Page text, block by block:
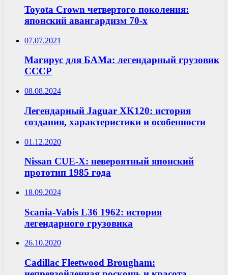
Toyota Crown четвертого поколения:
японский авангардизм 70-х
07.07.2021
Магирус для БАМа: легендарный грузовик
СССР
08.08.2024
Легендарный Jaguar XK120: история
создания, характеристики и особенности
01.12.2020
Nissan CUE-X: невероятный японский
прототип 1985 года
18.09.2024
Scania-Vabis L36 1962: история
легендарного грузовика
26.10.2020
Cadillac Fleetwood Brougham: